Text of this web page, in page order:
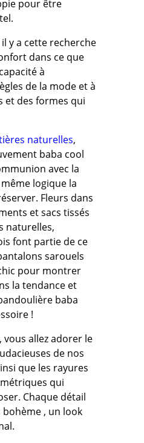
pour être
y a cette recherche
dans ce que
à
de la mode et à
et des formes qui
naturelles,
baba cool
avec la
logique la
Fleurs dans
et sacs tissés
naturelles,
font partie de ce
sarouels
pour montrer
la tendance et
baba
!
vous allez adorer le
de nos
que les rayures
qui
Chaque détail
bohème , un look